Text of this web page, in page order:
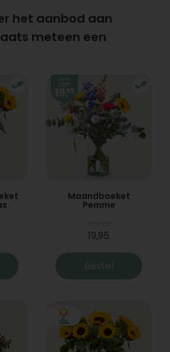
het aanbod aan
meteen een
Maandboeket
Pemme
19,95
Bestel